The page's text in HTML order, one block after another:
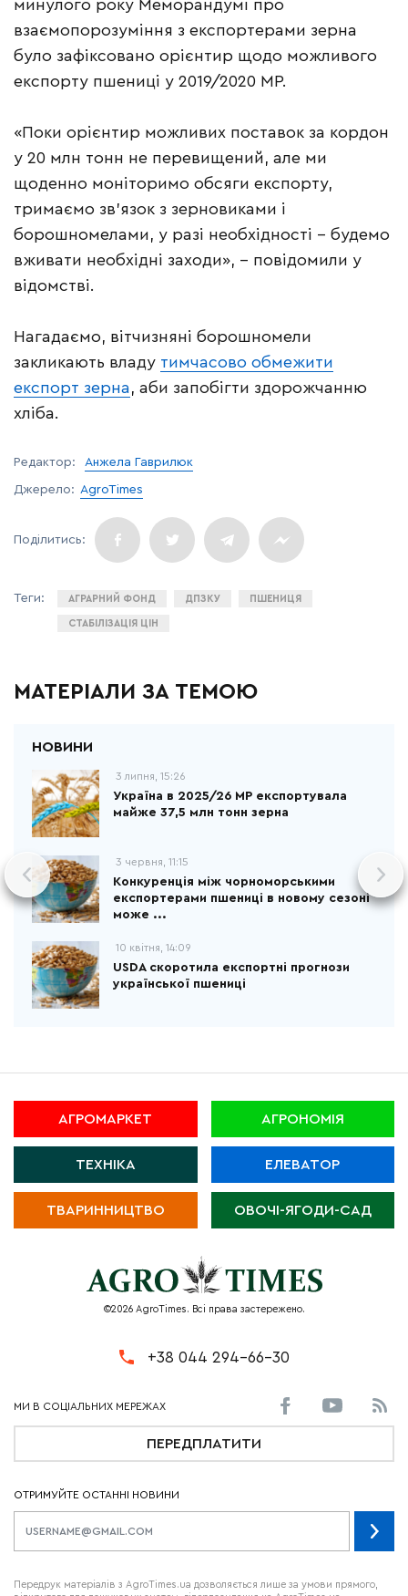
минулого року Меморандумі про
взаємопорозуміння з експортерами зерна
було зафіксовано орієнтир щодо можливого
експорту пшениці у 2019/2020 МР.
«Поки орієнтир можливих поставок за кордон
у 20 млн тонн не перевищений, але ми
щоденно моніторимо обсяги експорту,
тримаємо зв’язок з зерновиками і
борошномелами, у разі необхідності – будемо
вживати необхідні заходи», – повідомили у
відомстві.
Нагадаємо, вітчизняні борошномели
закликають владу тимчасово обмежити
експорт зерна, аби запобігти здорожчанню
хліба.
Редактор: Анжела Гаврилюк
Джерело: AgroTimes
АГРАРНИЙ ФОНД ДПЗКУ ПШЕНИЦЯ
СТАБІЛІЗАЦІЯ ЦІН
МАТЕРІАЛИ ЗА ТЕМОЮ
3 липня, 15:26
Україна в 2025/26 МР експортувала
майже 37,5 млн тонн зерна
3 червня, 11:15
Конкуренція між чорноморськими
експортерами пшениці в новому сезоні
може ...
10 квітня, 14:09
USDA скоротила експортні прогнози
української пшениці
АГРОМАРКЕТ АГРОНОМІЯ
ТЕХНІКА ЕЛЕВАТОР
ТВАРИННИЦТВО ОВОЧІ-ЯГОДИ-САД
©2026 AgroTimes. Всі права застережено.
+38 044 294-66-30
ПЕРЕДПЛАТИТИ
ОТРИМУЙТЕ ОСТАННІ НОВИНИ
Передрук матеріалів з AgroTimes.ua дозволяється лише за умови прямого,